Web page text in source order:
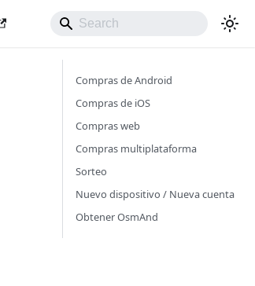
Compras de Android
Compras de iOS
Compras web
Compras multiplataforma
Sorteo
Nuevo dispositivo / Nueva cuenta
Obtener OsmAnd